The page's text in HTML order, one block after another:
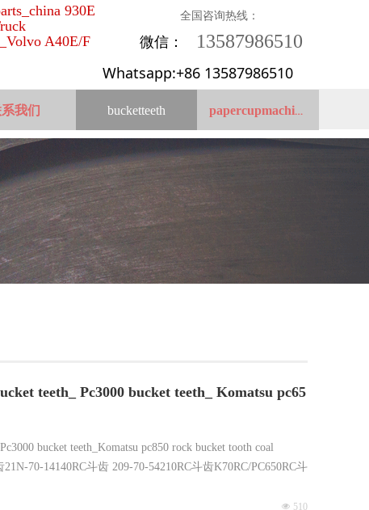
全国咨询热线：
13587986510
13587986510
930E
A40E/F
Whatsapp:+86 13587986510
微信：
我们 bucketteeth papercupmachine
teeth_ Pc3000 bucket teeth_ Komatsu pc65
bucket teeth_Komatsu pc850 rock bucket tooth coal
70-14140RC斗齿 209-70-54210RC斗齿K70RC/PC650RC斗
넶 510